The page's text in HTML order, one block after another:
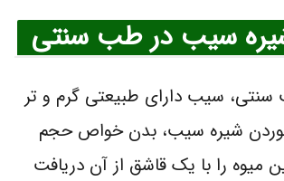
سیب در طب سنتی
سنتی، سیب دارای طبیعتی گرم و تر
شیره سیب، بدن خواص حجم
میوه را با یک قاشق از آن دریافت